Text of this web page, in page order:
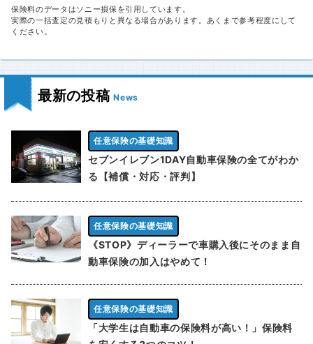
保険料のデータはソニー損保を引用しています。
実際の一括査定の見積もりと異なる場合があります。あくまで参考程度にして
ください。
最新の投稿 News
任意保険の基礎知識
セブンイレブン1DAY自動車保険の全てがわか
る【補償・対応・評判】
任意保険の基礎知識
《STOP》ディーラーで車購入後にそのまま自
動車保険の加入はやめて！
任意保険の基礎知識
「大学生は自動車の保険料が高い！」保険料